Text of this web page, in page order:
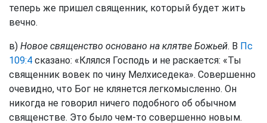
теперь же пришел священник, который будет жить
вечно.
в) Новое священство основано на клятве Божьей. В Пс
109:4 сказано: «Клялся Господь и не раскается: «Ты
священник вовек по чину Мелхиседека». Совершенно
очевидно, что Бог не клянется легкомысленно. Он
никогда не говорил ничего подобного об обычном
священстве. Это было чем-то совершенно новым.